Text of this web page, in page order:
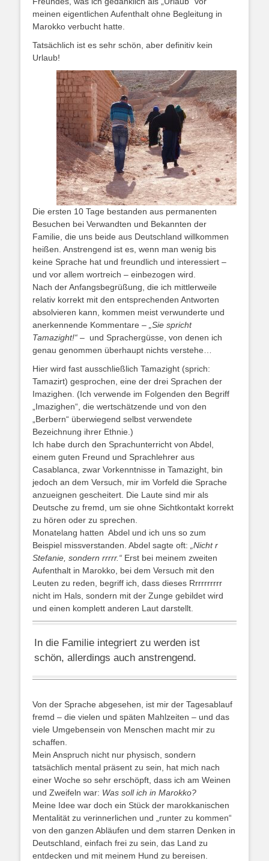
meinen eigentlichen Aufenthalt ohne Begleitung in
Marokko verbucht hatte.
Tatsächlich ist es sehr schön, aber definitiv kein
Urlaub!
Die ersten 10 Tage bestanden aus permanenten
Besuchen bei Verwandten und Bekannten der
Familie, die uns beide aus Deutschland willkommen
heißen. Anstrengend ist es, wenn man wenig bis
keine Sprache hat und freundlich und interessiert –
und vor allem wortreich – einbezogen wird.
Nach der Anfangsbegrüßung, die ich mittlerweile
relativ korrekt mit den entsprechenden Antworten
absolvieren kann, kommen meist verwunderte und
anerkennende Kommentare – „Sie spricht
Tamazight!“ – und Sprachergüsse, von denen ich
genau genommen überhaupt nichts verstehe…
Hier wird fast ausschließlich Tamazight (sprich:
Tamazirt) gesprochen, eine der drei Sprachen der
Imazighen. (Ich verwende im Folgenden den Begriff
„Imazighen“, die wertschätzende und von den
„Berbern“ überwiegend selbst verwendete
Bezeichnung ihrer Ethnie.)
Ich habe durch den Sprachunterricht von Abdel,
einem guten Freund und Sprachlehrer aus
Casablanca, zwar Vorkenntnisse in Tamazight, bin
jedoch an dem Versuch, mir im Vorfeld die Sprache
anzueignen gescheitert. Die Laute sind mir als
Deutsche zu fremd, um sie ohne Sichtkontakt korrekt
zu hören oder zu sprechen.
Monatelang hatten Abdel und ich uns so zum
Beispiel missverstanden. Abdel sagte oft:
„Nicht r
Stefanie, sondern rrrrr.“ Erst bei meinem zweiten
Aufenthalt in Marokko, bei dem Versuch mit den
Leuten zu reden, begriff ich, dass dieses Rrrrrrrrrr
nicht im Hals, sondern mit der Zunge gebildet wird
und einen komplett anderen Laut darstellt.
In die Familie integriert zu werden ist
schön, allerdings auch anstrengend.
Von der Sprache abgesehen, ist mir der Tagesablauf
fremd – die vielen und späten Mahlzeiten – und das
viele Umgebensein von Menschen macht mir zu
schaffen.
Mein Anspruch nicht nur physisch, sondern
tatsächlich mental präsent zu sein, hat mich nach
einer Woche so sehr erschöpft, dass ich am Weinen
und Zweifeln war: Was soll ich in Marokko?
Meine Idee war doch ein Stück der marokkanischen
Mentalität zu verinnerlichen und „runter zu kommen“
von den ganzen Abläufen und dem starren Denken in
Deutschland, einfach frei zu sein, das Land zu
entdecken und mit meinem Hund zu bereisen.